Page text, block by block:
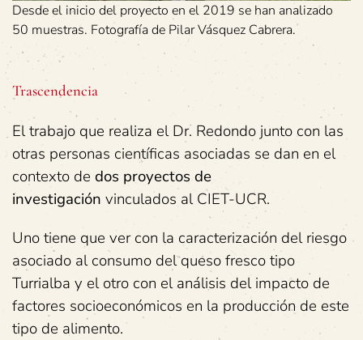
Desde el inicio del proyecto en el 2019 se han analizado
50 muestras. Fotografía de Pilar Vásquez Cabrera.
Trascendencia
El trabajo que realiza el Dr. Redondo junto con las
otras personas científicas asociadas se dan en el
contexto de dos proyectos de
investigación vinculados al CIET-UCR.
Uno tiene que ver con la caracterización del riesgo
asociado al consumo del queso fresco tipo
Turrialba y el otro con el análisis del impacto de
factores socioeconómicos en la producción de este
tipo de alimento.